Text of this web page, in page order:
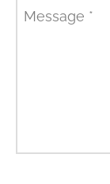
Message *